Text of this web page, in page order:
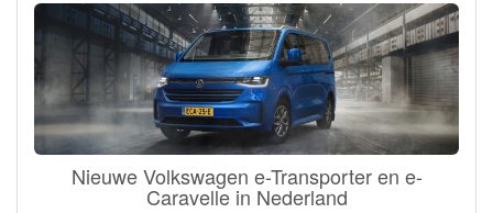
Nieuwe Volkswagen e-Transporter en e-
Caravelle in Nederland